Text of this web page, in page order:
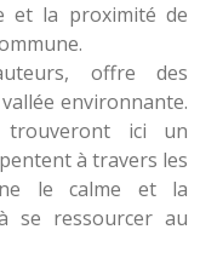
et la proximité de
offre des
environnante.
trouveront ici un
à travers les
le calme et la
se ressourcer au